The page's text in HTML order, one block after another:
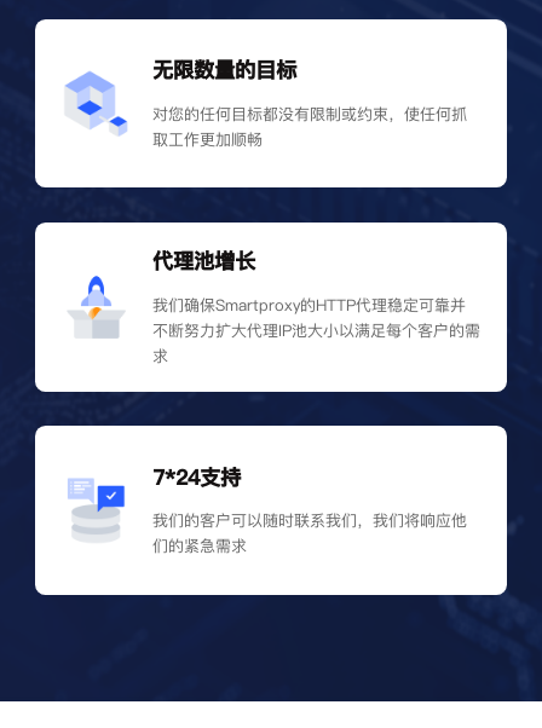
无限数量的目标
对您的任何目标都没有限制或约束，使任何抓
取工作更加顺畅
代理池增长
我们确保Smartproxy的HTTP代理稳定可靠并
不断努力扩大代理IP池大小以满足每个客户的需
求
7*24支持
我们的客户可以随时联系我们，我们将响应他
们的紧急需求